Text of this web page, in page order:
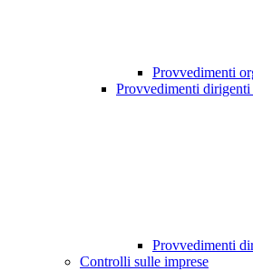
Provvedimenti
Provvedimenti
Provvedimenti
Controlli sulle imprese